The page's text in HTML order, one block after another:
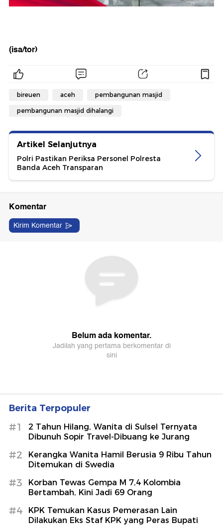
(isa/tor)
bireuen aceh pembangunan masjid
pembangunan masjid dihalangi
Artikel Selanjutnya
Polri Pastikan Periksa Personel Polresta
Banda Aceh Transparan
Berita Terpopuler
#1
2 Tahun Hilang, Wanita di Sulsel Ternyata
Dibunuh Sopir Travel-Dibuang ke Jurang
#2
Kerangka Wanita Hamil Berusia 9 Ribu Tahun
Ditemukan di Swedia
#3
Korban Tewas Gempa M 7,4 Kolombia
Bertambah, Kini Jadi 69 Orang
#4
KPK Temukan Kasus Pemerasan Lain
Dilakukan Eks Staf KPK yang Peras Bupati